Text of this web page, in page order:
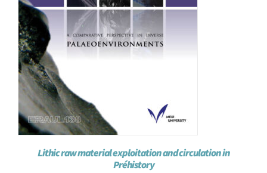
Lithic raw material exploitation and circulation in
Préhistory